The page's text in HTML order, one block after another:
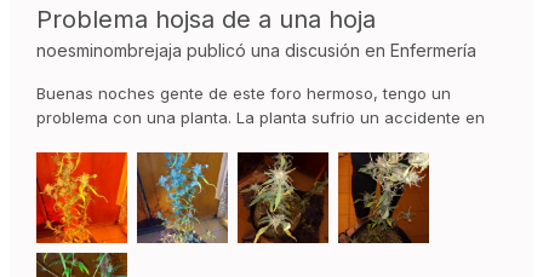
Problema hojsa de a una hoja
noesminombrejaja publicó una discusión en Enfermería
Buenas noches gente de este foro hermoso, tengo un
problema con una planta. La planta sufrio un accidente en
creció bastante saludable hasta la floración, pero hace
desde hace 2 semanas cambió de hojas y salieron todas
hojas de una hoja (?) es di...